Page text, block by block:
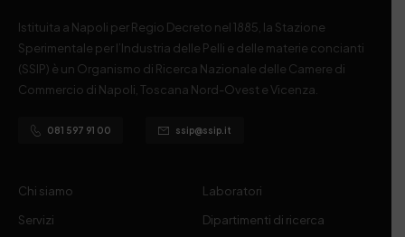
Istituita a Napoli per Regio Decreto nel 1885, la Stazione
Sperimentale per l’Industria delle Pelli e delle materie concianti
(SSIP) è un Organismo di Ricerca Nazionale delle Camere di
Commercio di Napoli, Toscana Nord-Ovest e Vicenza.
081 597 91 00 ssip@ssip.it
Chi siamo
Servizi
Laboratori
Dipartimenti di ricerca